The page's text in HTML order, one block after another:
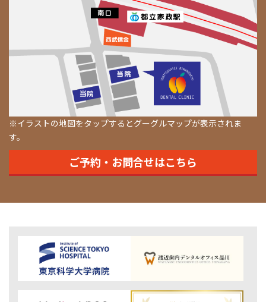
※イラストの地図をタップするとグーグルマップが表示されま
す。
ご予約・お問合せはこちら